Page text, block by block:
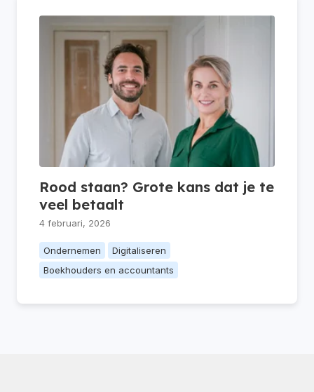
Rood staan? Grote kans dat je te
veel betaalt
4 februari, 2026
Ondernemen
Digitaliseren
Boekhouders en accountants